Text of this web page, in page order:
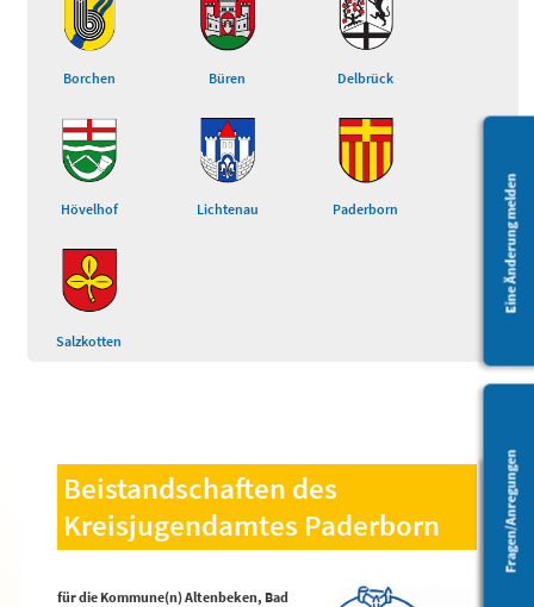
Barrierefreiheit
Eine Änderung melden
Fragen/Anregungen
Borchen Büren Delbrück
Hövelhof Lichtenau Paderborn
Salzkotten
Beistandschaften des
Kreisjugendamtes Paderborn
für die Kommune(n) Altenbeken, Bad